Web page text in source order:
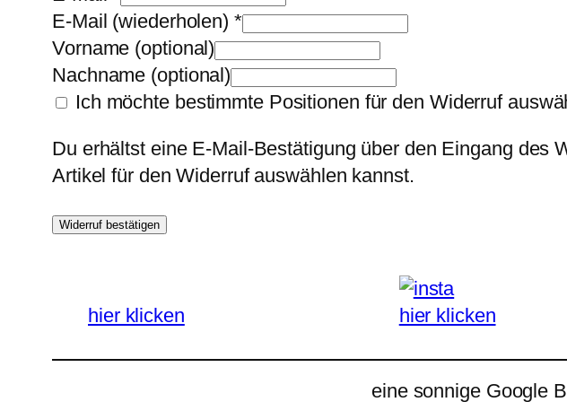
E-Mail (wiederholen) *
Vorname (optional)
Nachname (optional)
Ich möchte bestimmte Positionen für den Widerruf
Du erhältst eine E-Mail-Bestätigung über den Eingang des
Artikel für den Widerruf auswählen kannst.
Widerruf bestätigen
hier klicken hier klicken
eine sonnige Google